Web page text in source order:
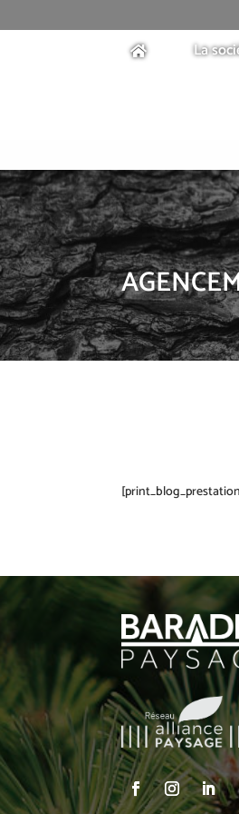
La